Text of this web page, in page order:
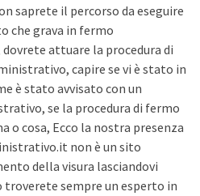
saprete il percorso da eseguire
che grava in fermo
attuare la procedura di
capire se vi è stato in
è stato avvisato con un
se la procedura di fermo
cosa, Ecco la nostra presenza
non è un sito
della visura lasciandovi
sempre un esperto in